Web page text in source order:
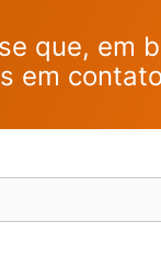
que, em
em